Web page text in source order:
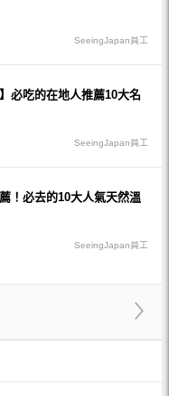
SeeingJapan員工
必吃的在地人推薦10大名
SeeingJapan員工
！必去的10大人氣天然溫
SeeingJapan員工